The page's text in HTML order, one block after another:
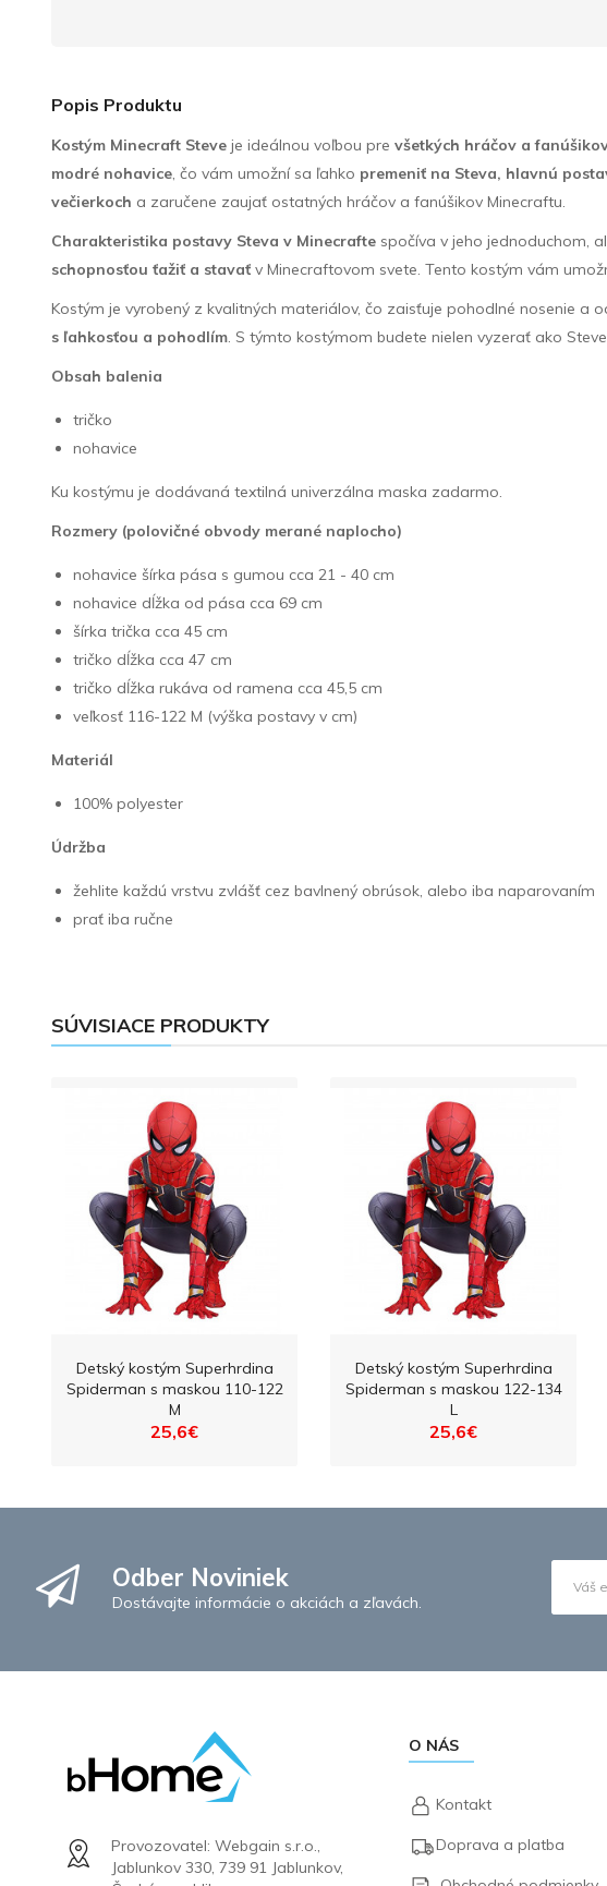
Popis Produktu
Kostým Minecraft Steveje ideálnou voľbou prevšetkých hráčov a
modré nohavice, čo vám umožní sa ľahko premeniť na Steva, hlavnú
večierkoch a zaručene zaujať ostatných hráčov a fanúšikov Minecraftu.
Charakteristika postavy Steva v Minecrafte spočíva v jeho jednoduchom,
schopnosťou ťažiť a stavať v Minecraftovom svete. Tento kostým vám
Kostým je vyrobený z kvalitných materiálov, čo zaisťuje pohodlné nosenie a
s ľahkosťou a pohodlím. S týmto kostýmom budete nielen vyzerať ako
Obsah balenia
tričko
nohavice
Ku kostýmu je dodávaná textilná univerzálna maska zadarmo.
Rozmery (polovičné obvody merané naplocho)
nohavice šírka pása s gumou cca 21 - 40 cm
nohavice dĺžka od pása cca 69 cm
šírka trička cca 45 cm
tričko dĺžka cca 47 cm
tričko dĺžka rukáva od ramena cca 45,5 cm
veľkosť 116-122 M (výška postavy v cm)
Materiál
100% polyester
Údržba
žehlite každú vrstvu zvlášť cez bavlnený obrúsok, alebo iba naparovaním
prať iba ručne
SÚVISIACE PRODUKTY
Detský kostým Superhrdina
Spiderman s maskou 110-122
M
25,6€
Detský kostým Superhrdina
Spiderman s maskou 122-134
L
25,6€
Odber Noviniek
Dostávajte informácie o akciách a zľavách.
Provozovatel: Webgain s.r.o.,
Jablunkov 330, 739 91 Jablunkov,
O NÁS
Kontakt
Doprava a platba